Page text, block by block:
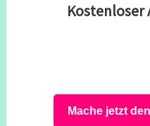
Kostenloser
Mache jetzt